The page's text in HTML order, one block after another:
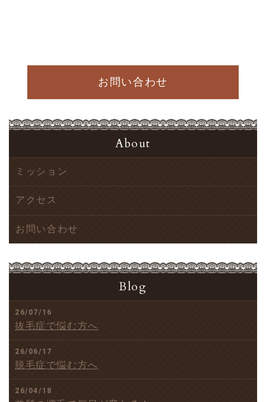
お問い合わせ
About
ミッション
アクセス
お問い合わせ
Blog
26/07/16
抜毛症で悩む方へ
26/06/17
脱毛症で悩む方へ
26/04/18